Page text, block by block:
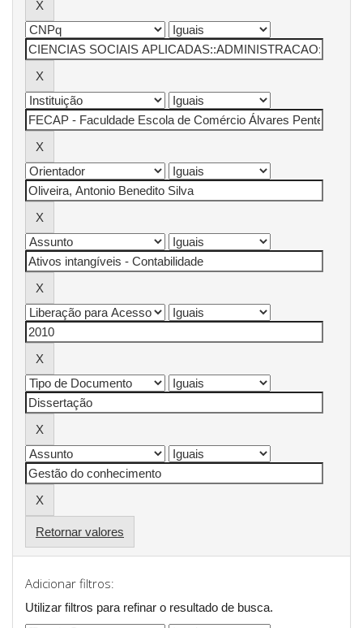
Retornar valores
Adicionar filtros:
Utilizar filtros para refinar o resultado de busca.